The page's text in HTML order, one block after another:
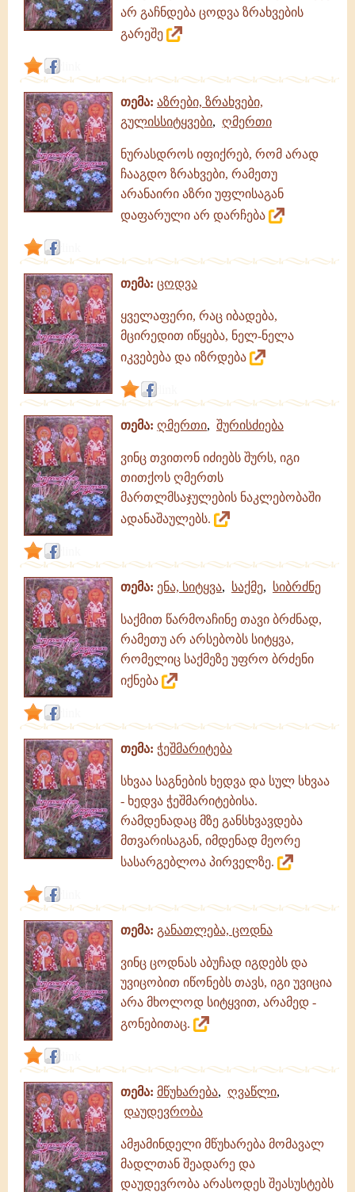
არ გაჩნდება ცოდვა ზრახვების
გარეშე
თემა: აზრები, ზრახვები,
გულისსიტყვები, ღმერთი
ნურასდროს იფიქრებ, რომ არად
ჩააგდო ზრახვები, რამეთუ
არანაირი აზრი უფლისაგან
დაფარული არ დარჩება
თემა: ცოდვა
ყველაფერი, რაც იბადება,
მცირედით იწყება, ნელ-ნელა
იკვებება და იზრდება
თემა: ღმერთი, შურისძიება
ვინც თვითონ იძიებს შურს, იგი
თითქოს ღმერთს
მართლმსაჯულების ნაკლებობაში
ადანაშაულებს.
თემა: ენა, სიტყვა, საქმე, სიბრძნე
საქმით წარმოაჩინე თავი ბრძნად,
რამეთუ არ არსებობს სიტყვა,
რომელიც საქმეზე უფრო ბრძენი
იქნება
თემა: ჭეშმარიტება
სხვაა საგნების ხედვა და სულ სხვაა
- ხედვა ჭეშმარიტებისა.
რამდენადაც მზე განსხვავდება
მთვარისაგან, იმდენად მეორე
სასარგებლოა პირველზე.
თემა: განათლება, ცოდნა
ვინც ცოდნას აბუჩად იგდებს და
უვიცობით იწონებს თავს, იგი უვიცია
არა მხოლოდ სიტყვით, არამედ -
გონებითაც.
თემა: მწუხარება, ღვაწლი,
დაუდევრობა
ამჟამინდელი მწუხარება მომავალ
მადლთან შეადარე და
დაუდევრობა არასოდეს შეასუსტებს